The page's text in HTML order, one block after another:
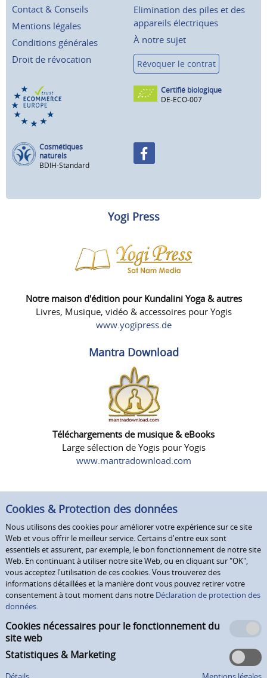
Contact & Conseils
Mentions légales
Conditions générales
Droit de révocation
Elimination des piles et des
appareils électriques
À notre sujet
Révoquer le contrat
Certifié biologique
DE-ECO-007
Cosmétiques
naturels
BDIH-Standard
Yogi Press
Notre maison d'édition pour Kundalini Yoga & autres
Livres, Musique, vidéo & accessoires pour Yogis
www.yogipress.de
Mantra Download
Téléchargements de musique & eBooks
Large sélection de Yogis pour Yogis
www.mantradownload.com
Cookies & Protection des données
Nous utilisons des cookies pour améliorer votre expérience sur ce site
Web et vous offrir le meilleur service. Certains d'entre eux sont
essentiels et assurent, par exemple, le bon fonctionnement de notre site
Web. En continuant à utiliser notre site Web, ou en cliquant sur "OK",
vous acceptez l'utilisation de ces cookies. Vous trouverez des
informations détaillées et la manière dont vous pouvez retirer votre
consentement à tout moment dans notre Déclaration de protection des
données.
Cookies nécessaires pour le fonctionnement du
site web
Statistiques & Marketing